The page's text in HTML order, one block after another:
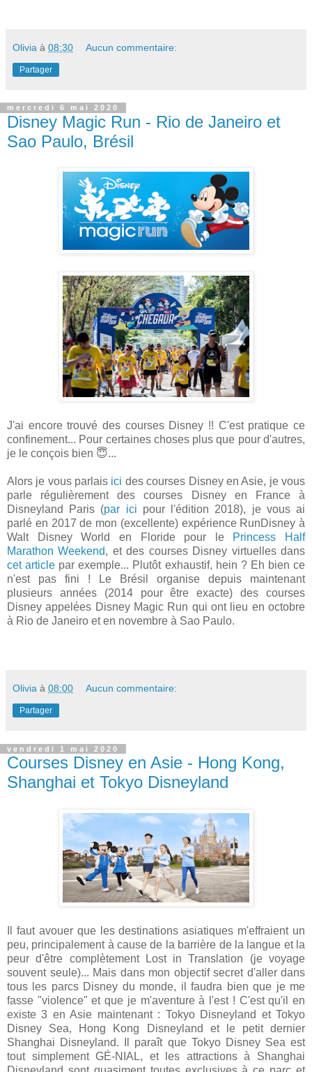
Olivia à 08:30 Aucun commentaire:
Partager
mercredi 6 mai 2020
Disney Magic Run - Rio de Janeiro et
Sao Paulo, Brésil
J'ai encore trouvé des courses Disney !! C'est pratique ce
confinement... Pour certaines choses plus que pour d'autres,
je le conçois bien 😇...
Alors je vous parlais ici des courses Disney en Asie, je vous
parle régulièrement des courses Disney en France à
Disneyland Paris (par ici pour l'édition 2018), je vous ai
parlé en 2017 de mon (excellente) expérience RunDisney à
Walt Disney World en Floride pour le Princess Half
Marathon Weekend, et des courses Disney virtuelles dans
cet article par exemple... Plutôt exhaustif, hein ? Eh bien ce
n'est pas fini ! Le Brésil organise depuis maintenant
plusieurs années (2014 pour être exacte) des courses
Disney appelées Disney Magic Run qui ont lieu en octobre
à Rio de Janeiro et en novembre à Sao Paulo.
Olivia à 08:00 Aucun commentaire:
Partager
vendredi 1 mai 2020
Courses Disney en Asie - Hong Kong,
Shanghai et Tokyo Disneyland
Il faut avouer que les destinations asiatiques m'effraient un
peu, principalement à cause de la barrière de la langue et la
peur d'être complètement Lost in Translation (je voyage
souvent seule)... Mais dans mon objectif secret d'aller dans
tous les parcs Disney du monde, il faudra bien que je me
fasse "violence" et que je m'aventure à l'est ! C'est qu'il en
existe 3 en Asie maintenant : Tokyo Disneyland et Tokyo
Disney Sea, Hong Kong Disneyland et le petit dernier
Shanghai Disneyland. Il paraît que Tokyo Disney Sea est
tout simplement GÉ-NIAL, et les attractions à Shanghai